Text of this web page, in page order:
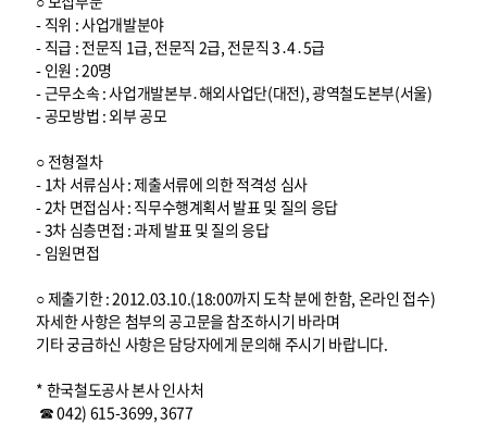
- 직위 : 사업개발분야
- 직급 : 전문직 1급, 전문직 2급, 전문직 3․4․5급
- 인원 : 20명
- 근무소속 : 사업개발본부․해외사업단(대전), 광역철도본부(서울)
- 공모방법 : 외부 공모
○ 전형절차
- 1차 서류심사 : 제출서류에 의한 적격성 심사
- 2차 면접심사 : 직무수행계획서 발표 및 질의 응답
- 3차 심층면접 : 과제 발표 및 질의 응답
- 임원면접
○ 제출기한 : 2012.03.10.(18:00까지 도착 분에 한함, 온라인 접수)
자세한 사항은 첨부의 공고문을 참조하시기 바라며
기타 궁금하신 사항은 담당자에게 문의해 주시기 바랍니다.
* 한국철도공사 본사 인사처
☎ 042) 615-3699, 3677